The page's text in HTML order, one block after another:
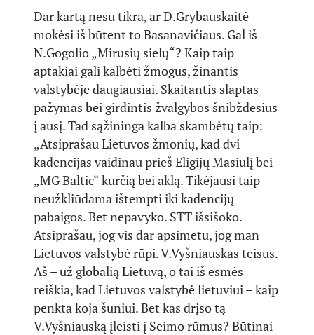
Dar kartą nesu tikra, ar D.Grybauskaitė
mokėsi iš būtent to Basanavičiaus. Gal iš
N.Gogolio „Mirusių sielų“? Kaip taip
aptakiai gali kalbėti žmogus, žinantis
valstybėje daugiausiai. Skaitantis slaptas
pažymas bei girdintis žvalgybos šnibždesius
į ausį. Tad sąžininga kalba skambėtų taip:
„Atsiprašau Lietuvos žmonių, kad dvi
kadencijas vaidinau prieš Eligijų Masiulį bei
„MG Baltic“ kurčią bei aklą. Tikėjausi taip
neužkliūdama ištempti iki kadencijų
pabaigos. Bet nepavyko. STT išsišoko.
Atsiprašau, jog vis dar apsimetu, jog man
Lietuvos valstybė rūpi. V.Vyšniauskas teisus.
Aš – už globalią Lietuvą, o tai iš esmės
reiškia, kad Lietuvos valstybė lietuviui – kaip
penkta koja šuniui. Bet kas drįso tą
V.Vyšniauską įleisti į Seimo rūmus? Būtinai